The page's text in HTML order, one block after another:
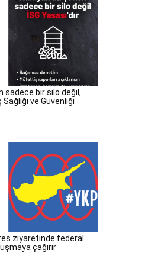
sadece bir silo değil,
ve Güvenliği
ziyaretinde federal
çağırır